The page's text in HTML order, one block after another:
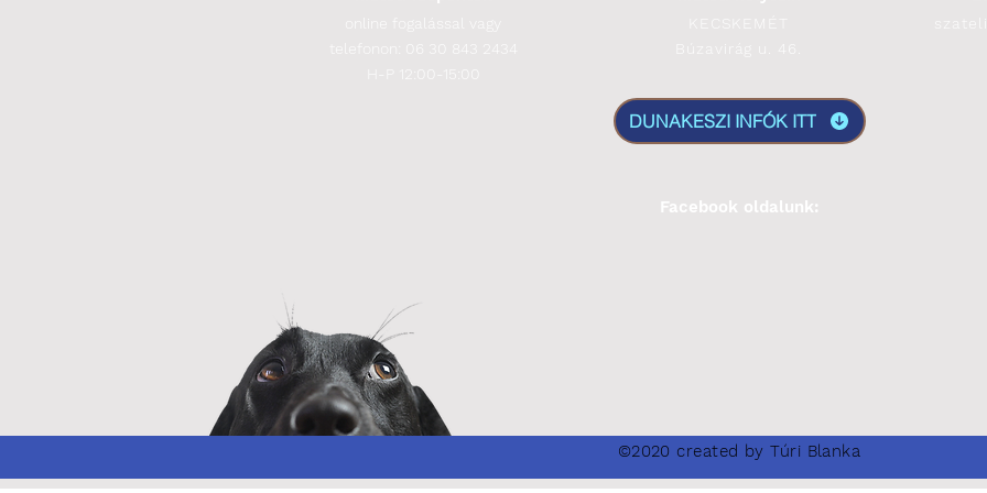
telefonon: 06 30 843 2434
KECSKEMÉT
Búzavirág u. 46.
DUNAKESZI INFÓK ITT
Facebook oldalunk:
©2020 created by Túri Blanka